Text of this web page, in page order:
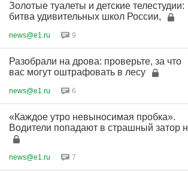
Золотые туалеты и детские телестудии:
битва удивительных школ России,
news@e1.ru 9
Разобрали на дрова: проверьте, за что
вас могут оштрафовать в лесу
news@e1.ru 6
«Каждое утро невыносимая пробка».
Водители попадают в страшный затор н
news@e1.ru 7